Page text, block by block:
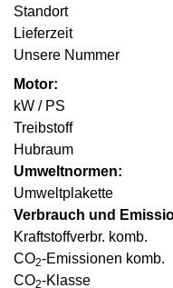
Standort
Lieferzeit
Unsere Nummer
Motor:
kW / PS
Treibstoff
Hubraum
Umweltnormen:
Umweltplakette
Verbrauch und
Kraftstoffverbr. komb.
CO2-Emissionen komb.
CO2-Klasse